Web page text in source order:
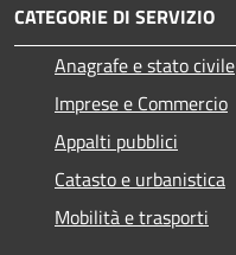
CATEGORIE DI SERVIZIO
Anagrafe e stato civile
Imprese e Commercio
Appalti pubblici
Catasto e urbanistica
Mobilità e trasporti